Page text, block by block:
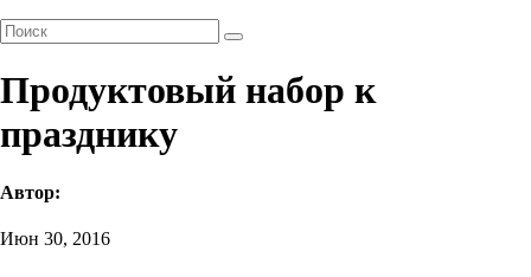
Продуктовый набор к
празднику
Автор:
Июн 30, 2016